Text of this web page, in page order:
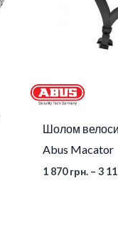
Шолом
Abus Macator
1 870грн. – 3